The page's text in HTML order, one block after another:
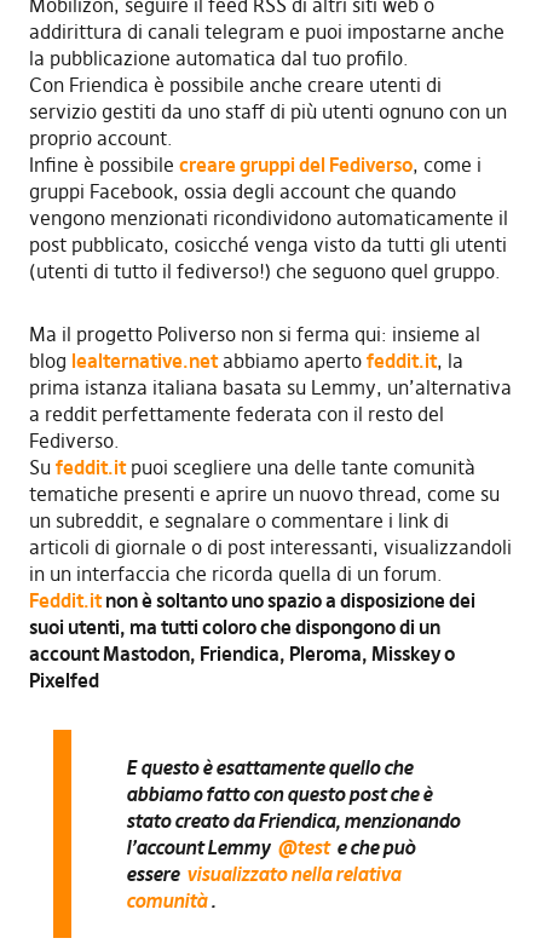
Mobilizon, seguire il feed RSS di altri siti web o
addirittura di canali telegram e puoi impostarne anche
la pubblicazione automatica dal tuo profilo.
Con Friendica è possibile anche creare utenti di
servizio gestiti da uno staff di più utenti ognuno con un
proprio account.
Infine è possibile creare gruppi del Fediverso, come i
gruppi Facebook, ossia degli account che quando
vengono menzionati ricondividono automaticamente il
post pubblicato, cosicché venga visto da tutti gli utenti
(utenti di tutto il fediverso!) che seguono quel gruppo.
Ma il progetto Poliverso non si ferma qui: insieme al
blog lealternative.netabbiamo aperto feddit.it, la
prima istanza italiana basata su Lemmy, un’alternativa
a reddit perfettamente federata con il resto del
Fediverso.
Su feddit.itpuoi scegliere una delle tante comunità
tematiche presenti e aprire un nuovo thread, come su
un subreddit, e segnalare o commentare i link di
articoli di giornale o di post interessanti, visualizzandoli
in un interfaccia che ricorda quella di un forum.
Feddit.itnon è soltanto uno spazio a disposizione dei
suoi utenti, ma tutti coloro che dispongono di un
account Mastodon, Friendica, Pleroma, Misskey o
Pixelfed
E questo è esattamente quello che
abbiamo fatto con questo post che è
stato creato da Friendica, menzionando
l’account Lemmy @test e che può
essere visualizzato nella relativa
comunità .